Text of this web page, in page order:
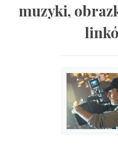
muzyki,